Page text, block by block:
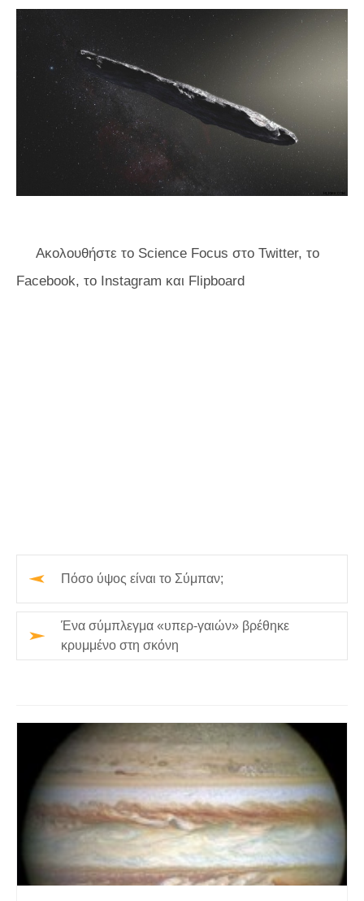
Ακολουθήστε το Science Focus στο Twitter, το
Facebook, το Instagram και Flipboard
Πόσο ύψος είναι το Σύμπαν;
Ένα σύμπλεγμα «υπερ-γαιών» βρέθηκε
κρυμμένο στη σκόνη